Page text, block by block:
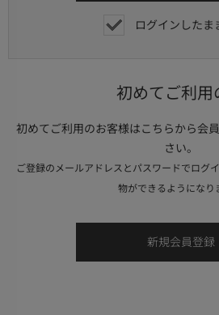
ログインしたま
初めてご利用
初めてご利用のお客様はこちらから会
さい。
ご登録のメールアドレスとパスワードでログ
物ができるようになり